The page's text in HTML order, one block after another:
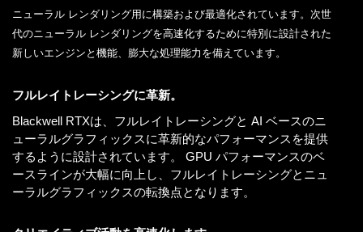
ニューラル レンダリング用に構築および最適化されています。次世
代のニューラル レンダリングを高速化するために特別に設計された
新しいエンジンと機能、膨大な処理能力を備えています。
フルレイトレーシングに革新。
Blackwell RTXは、フルレイトレーシングと AI ベースのニ
ューラルグラフィックスに革新的なパフォーマンスを提供
するように設計されています。 GPU パフォーマンスのベ
ースラインが大幅に向上し、フルレイトレーシングとニュ
ーラルグラフィックスの転換点となります。